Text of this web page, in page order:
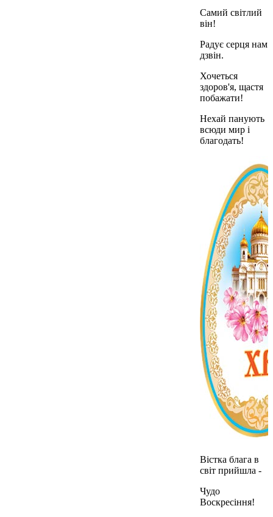
Самий світлий
він!
Радує серця нам
дзвін.
Хочеться
здоров'я, щастя
побажати!
Нехай панують
всюди мир і
благодать!
Вістка блага в
світ прийшла -
Чудо
Воскресіння!